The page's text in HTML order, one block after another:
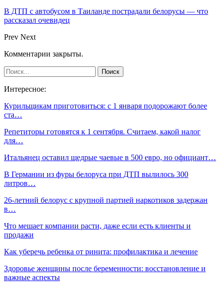
В ДТП с автобусом в Таиланде пострадали белорусы — что
рассказал очевидец
Prev Next
Комментарии закрыты.
Интересное:
Курильщикам приготовиться: с 1 января подорожают более
ста…
Репетиторы готовятся к 1 сентября. Считаем, какой налог
для…
Итальянец оставил щедрые чаевые в 500 евро, но официант…
В Германии из фуры белоруса при ДТП вылилось 300
литров…
26-летний белорус с крупной партией наркотиков задержан
в…
Что мешает компании расти, даже если есть клиенты и
продажи
Как уберечь ребенка от ринита: профилактика и лечение
Здоровье женщины после беременности: восстановление и
важные аспекты